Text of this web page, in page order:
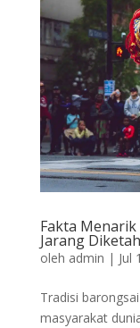
Fakta
Jarang
oleh admin | Jul
Tradisi
masyarakat